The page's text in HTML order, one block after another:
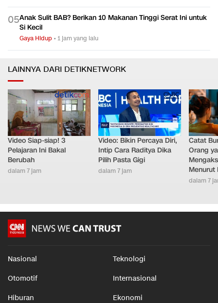
05Anak Sulit BAB? Berikan 10 Makanan Tinggi Serat Ini untuk
Si Kecil
Gaya Hidup •1 jam yang lalu
LAINNYA DARI DETIKNETWORK
Video Siap-siap! 3
Pelajaran Ini Bakal
Berubah
dalam 7 jam
Video: Bikin Percaya Diri,
Intip Cara Raditya Dika
Pilih Pasta Gigi
dalam 7 jam
Catat
Orang
Menurut
dalam 7
Nasional Teknologi
Otomotif Internasional
Hiburan Ekonomi